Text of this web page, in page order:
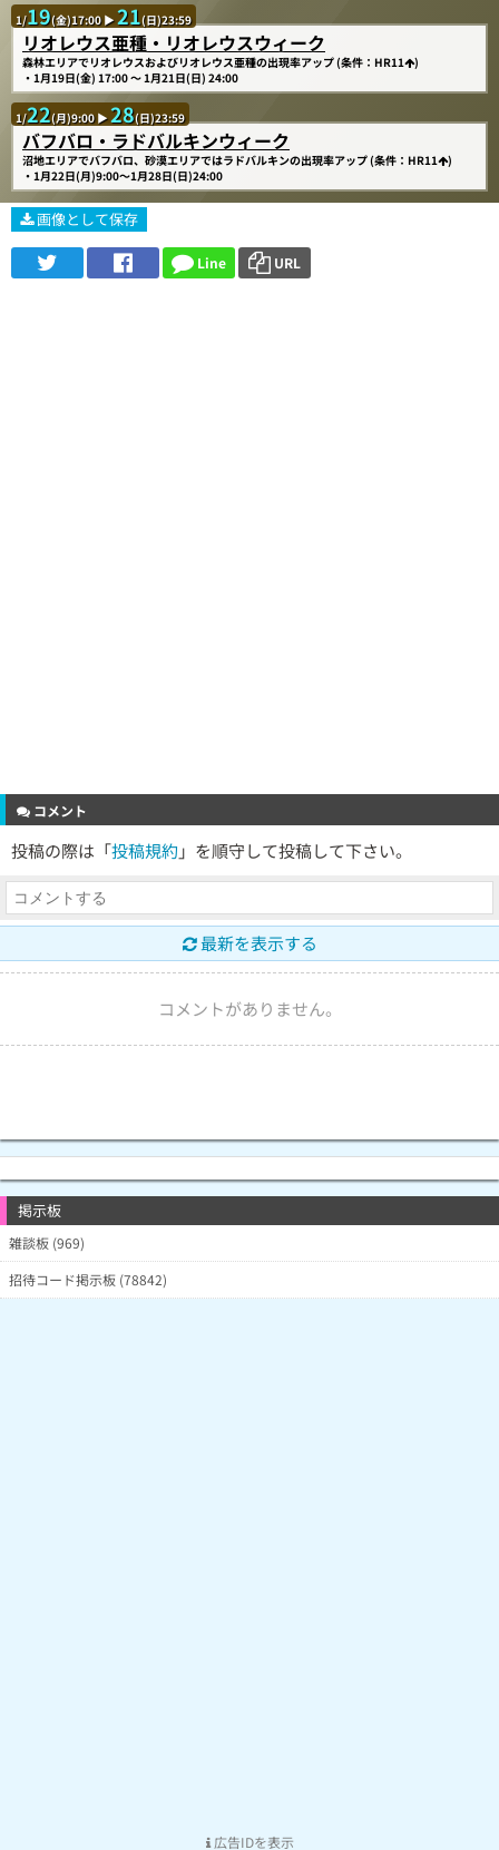
1/19(金)17:00 ▶21(日)23:59
リオレウス亜種・リオレウスウィーク
森林エリアでリオレウスおよびリオレウス亜種の出現率アップ (条件：HR11
)
・1月19日(金) 17:00 〜 1月21日(日) 24:00
1/22(月)9:00 ▶28(日)23:59
バフバロ・ラドバルキンウィーク
沼地エリアでバフバロ、砂漠エリアではラドバルキンの出現率アップ (条件：HR11
)
・1月22日(月)9:00～1月28日(日)24:00
画像として保存
Line URL
コメント
投稿の際は「投稿規約 」を順守して投稿して下さい。
最新を表示する
コメントがありません。
掲示板
雑談板 (969)
招待コード掲示板 (78842)
広告IDを表示